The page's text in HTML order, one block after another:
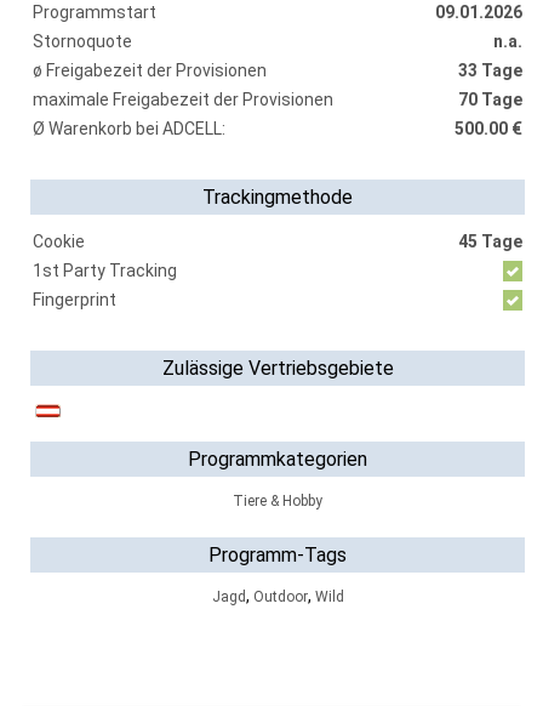
Programmstart
09.01.2026
Stornoquote
n.a.
ø Freigabezeit der Provisionen
33 Tage
maximale Freigabezeit der Provisionen
70 Tage
Ø Warenkorb bei ADCELL:
500.00 €
Trackingmethode
Cookie
45 Tage
1st Party Tracking
Fingerprint
Zulässige Vertriebsgebiete
Programmkategorien
Tiere & Hobby
Programm-Tags
Jagd, Outdoor, Wild